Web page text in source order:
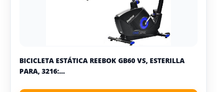
BICICLETA ESTÁTICA REEBOK GB60 VS, ESTERILLA
PARA, 3216:...